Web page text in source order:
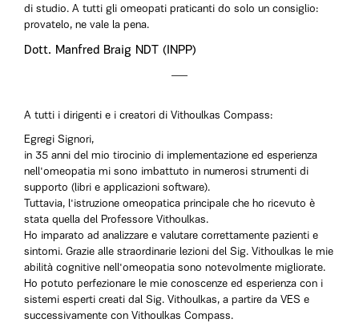
di studio. A tutti gli omeopati praticanti do solo un consiglio:
provatelo, ne vale la pena.
Dott. Manfred Braig NDT (INPP)
A tutti i dirigenti e i creatori di Vithoulkas Compass:
Egregi Signori,
in 35 anni del mio tirocinio di implementazione ed esperienza
nell'omeopatia mi sono imbattuto in numerosi strumenti di
supporto (libri e applicazioni software).
Tuttavia, l'istruzione omeopatica principale che ho ricevuto è
stata quella del Professore Vithoulkas.
Ho imparato ad analizzare e valutare correttamente pazienti e
sintomi. Grazie alle straordinarie lezioni del Sig. Vithoulkas le mie
abilità cognitive nell'omeopatia sono notevolmente migliorate.
Ho potuto perfezionare le mie conoscenze ed esperienza con i
sistemi esperti creati dal Sig. Vithoulkas, a partire da VES e
successivamente con Vithoulkas Compass.